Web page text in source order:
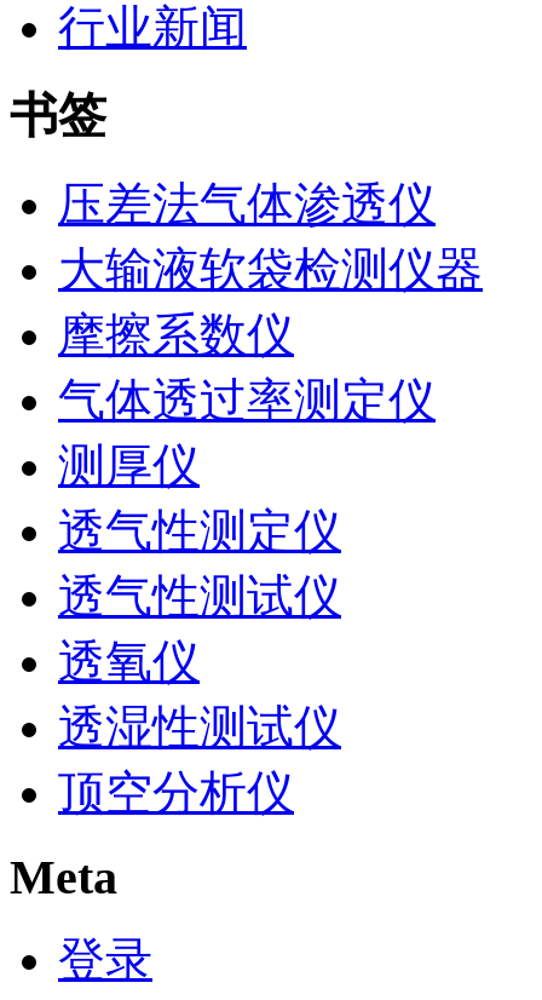
行业新闻
书签
压差法气体渗透仪
大输液软袋检测仪器
摩擦系数仪
气体透过率测定仪
测厚仪
透气性测定仪
透气性测试仪
透氧仪
透湿性测试仪
顶空分析仪
Meta
登录